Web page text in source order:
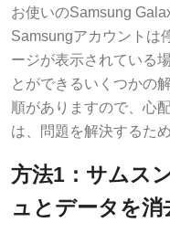
お使いのSamsung
Samsungアカウントは
ージが表示されている
とができるいくつかの
順がありますので、心
は、問題を解決するた
方法1：サムス
ュとデータを消